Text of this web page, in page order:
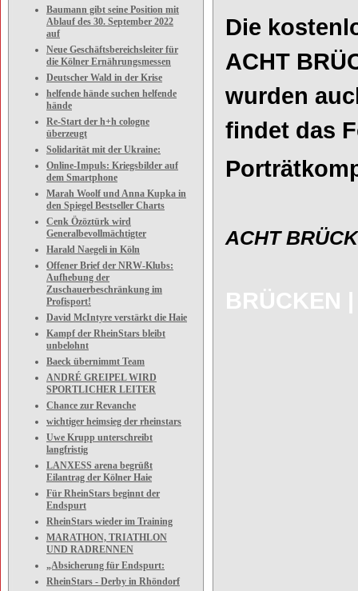
Baumann gibt seine Position mit
Ablauf des 30. September 2022
auf
Neue Geschäftsbereichsleiter für
die Kölner Ernährungsmessen
Deutscher Wald in der Krise
helfende hände suchen helfende
hände
Re-Start der h+h cologne
überzeugt
Solidarität mit der Ukraine:
Online-Impuls: Kriegsbilder auf
dem Smartphone
Marah Woolf und Anna Kupka in
den Spiegel Bestseller Charts
Cenk Özöztürk wird
Generalbevollmächtigter
Harald Naegeli in Köln
Offener Brief der NRW-Klubs:
Aufhebung der
Zuschauerbeschränkung im
Profisport!
David McIntyre verstärkt die Haie
Kampf der RheinStars bleibt
unbelohnt
Baeck übernimmt Team
ANDRÉ GREIPEL WIRD
SPORTLICHER LEITER
Chance zur Revanche
wichtiger heimsieg der rheinstars
Uwe Krupp unterschreibt
langfristig
LANXESS arena begrüßt
Eilantrag der Kölner Haie
Für RheinStars beginnt der
Endspurt
RheinStars wieder im Training
MARATHON, TRIATHLON
UND RADRENNEN
„Absicherung für Endspurt:
RheinStars - Derby in Rhöndorf
Die
ACHT
wurden
findet das
ACHT
BRÜCKEN